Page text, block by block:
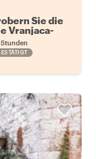
Sie die
Vranjaca-